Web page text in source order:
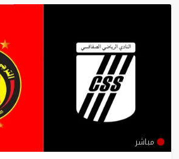
مباشر